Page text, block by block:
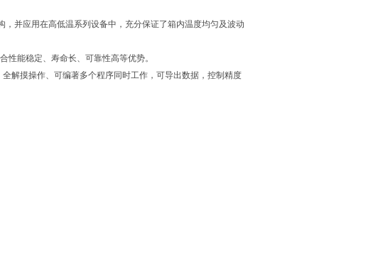
并应用在高低温系列设备中，充分保证了箱内温度均匀及波动
性能稳定、寿命长、可靠性高等优势。
解摸操作、可编著多个程序同时工作，可导出数据，控制精度